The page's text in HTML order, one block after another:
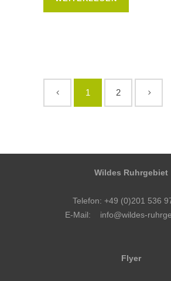
1 2
Wildes Ruhrgebiet
Telefon: +49 (0)201 536
E-Mail: info@wildes-
Flyer